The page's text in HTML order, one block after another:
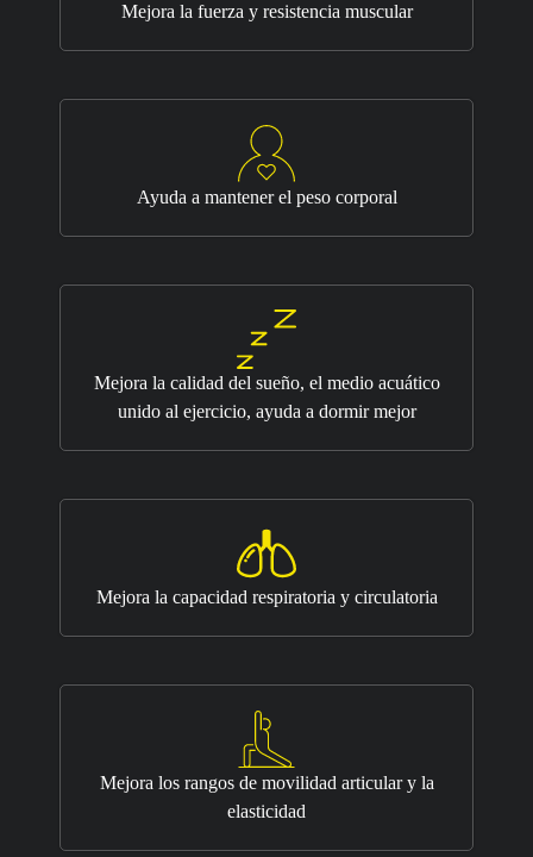
Mejora la fuerza y resistencia muscular
Ayuda a mantener el peso corporal
Mejora la calidad del sueño, el medio acuático
unido al ejercicio, ayuda a dormir mejor
Mejora la capacidad respiratoria y circulatoria
Mejora los rangos de movilidad articular y la
elasticidad